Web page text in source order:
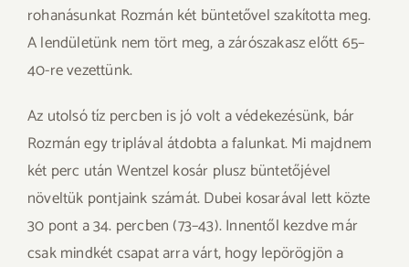
rohanásunkat Rozmán két büntetővel szakította meg.
A lendületünk nem tört meg, a zárószakasz előtt 65–
40-re vezettünk.
Az utolsó tíz percben is jó volt a védekezésünk, bár
Rozmán egy triplával átdobta a falunkat. Mi majdnem
két perc után Wentzel kosár plusz büntetőjével
növeltük pontjaink számát. Dubei kosarával lett közte
30 pont a 34. percben (73–43). Innentől kezdve már
csak mindkét csapat arra várt, hogy lepörögjön a